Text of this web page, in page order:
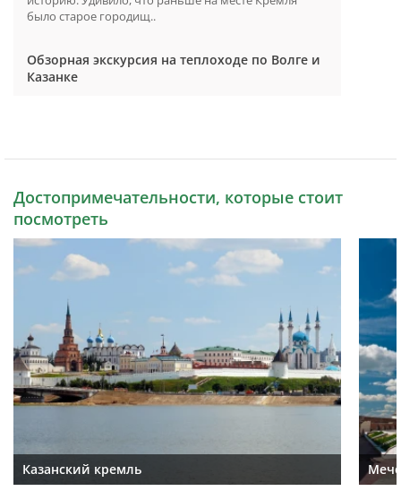
было старое городищ..
Обзорная экскурсия на теплоходе по Волге и
Казанке
Достопримечательности, которые стоит
посмотреть
Казанский кремль